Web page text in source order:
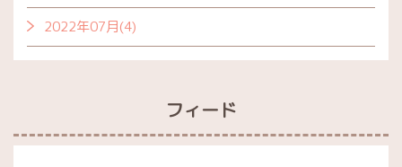
2022年07月(4)
フィード